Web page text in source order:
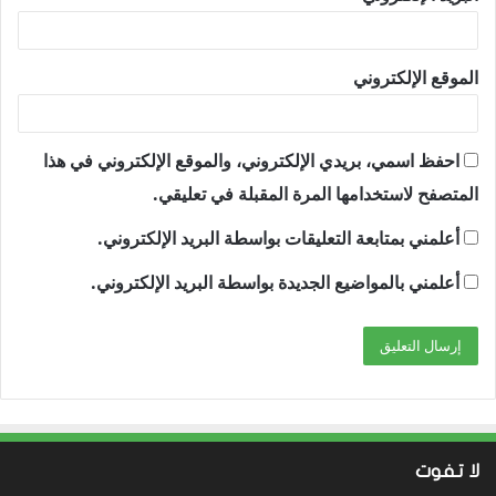
الموقع الإلكتروني
احفظ اسمي، بريدي الإلكتروني، والموقع الإلكتروني في هذا
المتصفح لاستخدامها المرة المقبلة في تعليقي.
أعلمني بمتابعة التعليقات بواسطة البريد الإلكتروني.
أعلمني بالمواضيع الجديدة بواسطة البريد الإلكتروني.
لا تفوت